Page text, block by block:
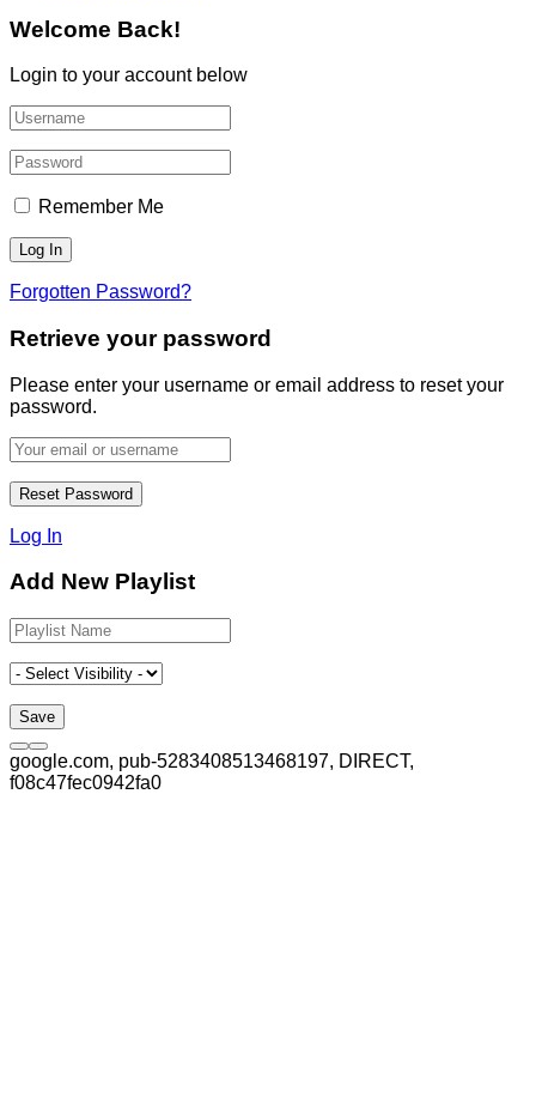
Welcome Back!
Login to your account below
Remember Me
Forgotten Password?
Retrieve your password
Please enter your username or email address to reset your
password.
Log In
Add New Playlist
google.com, pub-5283408513468197, DIRECT,
f08c47fec0942fa0